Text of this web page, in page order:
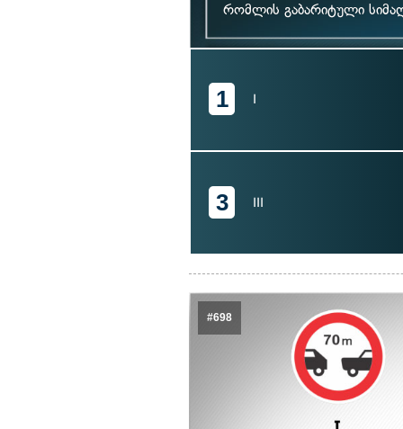
რომლის გაბარიტული
1 I
3 III
#698